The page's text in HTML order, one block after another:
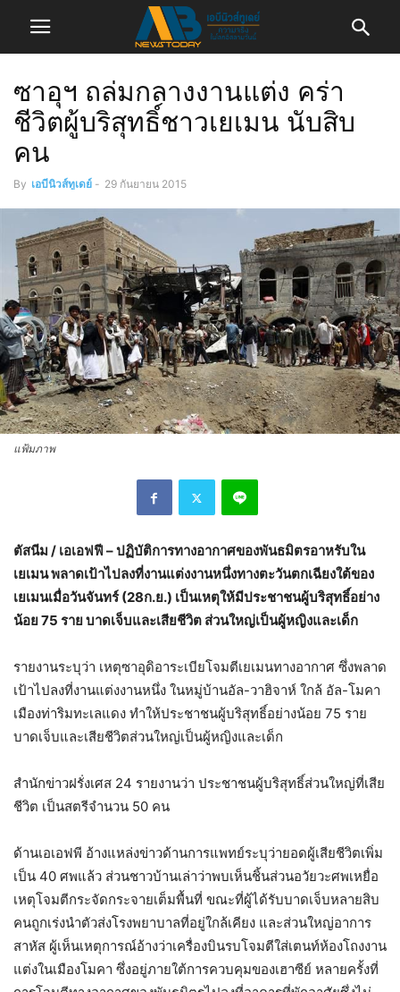
ซาอุฯ ถล่มกลางงานแต่ง คร่า
ชีวิตผู้บริสุทธิ์ชาวเยเมน นับสิบ
คน
By เอบีนิวส์ทูเดย์ - 29 กันยายน 2015
แฟ้มภาพ
ตัสนีม / เอเอฟฟี – ปฏิบัติการทางอากาศของพันธมิตรอาหรับใน
เยเมน พลาดเป้าไปลงที่งานแต่งงานหนึ่งทางตะวันตกเฉียงใต้ของ
เยเมนเมื่อวันจันทร์ (28ก.ย.) เป็นเหตุให้มีประชาชนผู้บริสุทธิ์อย่าง
น้อย 75 ราย บาดเจ็บและเสียชีวิต ส่วนใหญ่เป็นผู้หญิงและเด็ก
รายงานระบุว่า เหตุซาอุดิอาระเบียโจมตีเยเมนทางอากาศ ซึ่งพลาด
เป้าไปลงที่งานแต่งงานหนึ่ง ในหมู่บ้านอัล-วาฮิจาห์ ใกล้ อัล-โมคา
เมืองท่าริมทะเลแดง ทำให้ประชาชนผู้บริสุทธิ์อย่างน้อย 75 ราย
บาดเจ็บและเสียชีวิตส่วนใหญ่เป็นผู้หญิงและเด็ก
สำนักข่าวฝรั่งเศส 24 รายงานว่า ประชาชนผู้บริสุทธิ์ส่วนใหญ่ที่เสีย
ชีวิต เป็นสตรีจำนวน 50 คน
ด้านเอเอฟพี อ้างแหล่งข่าวด้านการแพทย์ระบุว่ายอดผู้เสียชีวิตเพิ่ม
เป็น 40 ศพแล้ว ส่วนชาวบ้านเล่าว่าพบเห็นชิ้นส่วนอวัยวะศพเหยื่อ
เหตุโจมตีกระจัดกระจายเต็มพื้นที่ ขณะที่ผู้ได้รับบาดเจ็บหลายสิบ
คนถูกเร่งนำตัวส่งโรงพยาบาลที่อยู่ใกล้เคียง และส่วนใหญ่อาการ
สาหัส ผู้เห็นเหตุการณ์อ้างว่าเครื่องบินรบโจมตีใส่เตนท์ห้องโถงงาน
แต่งในเมืองโมคา ซึ่งอยู่ภายใต้การควบคุมของเฮาซีย์ หลายครั้งที่